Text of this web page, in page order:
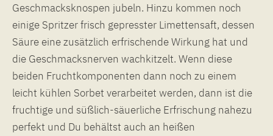
Geschmacksknospen jubeln. Hinzu kommen noch
einige Spritzer frisch gepresster Limettensaft, dessen
Säure eine zusätzlich erfrischende Wirkung hat und
die Geschmacksnerven wachkitzelt. Wenn diese
beiden Fruchtkomponenten dann noch zu einem
leicht kühlen Sorbet verarbeitet werden, dann ist die
fruchtige und süßlich-säuerliche Erfrischung nahezu
perfekt und Du behältst auch an heißen